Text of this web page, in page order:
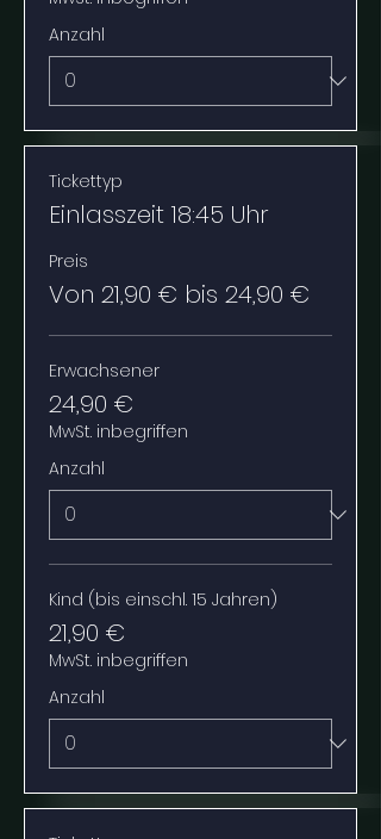
Anzahl
Tickettyp
Einlasszeit 18:45 Uhr
Preis
Von 21,90 € bis 24,90 €
Erwachsener
24,90 €
MwSt. inbegriffen
Anzahl
Kind (bis einschl. 15 Jahren)
21,90 €
MwSt. inbegriffen
Anzahl